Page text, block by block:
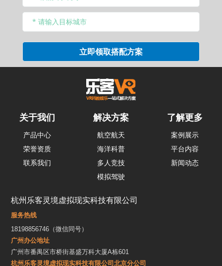
关于我们
产品中心
荣誉资质
联系我们
解决方案
航空航天
海洋科普
多人竞技
模拟驾驶
了解更多
案例展示
平台内容
新闻动态
杭州乐客灵境虚拟现实科技有限公司
服务热线
18198856746（微信同号）
广州办公地址
广州市番禺区市桥街基盛万科大厦A栋601
杭州乐客灵境虚拟现实科技有限公司北京分公司